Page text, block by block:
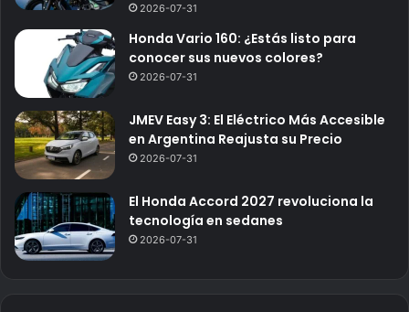
2026-07-31
Honda Vario 160: ¿Estás listo para
conocer sus nuevos colores?
2026-07-31
JMEV Easy 3: El Eléctrico Más Accesible
en Argentina Reajusta su Precio
2026-07-31
El Honda Accord 2027 revoluciona la
tecnología en sedanes
2026-07-31